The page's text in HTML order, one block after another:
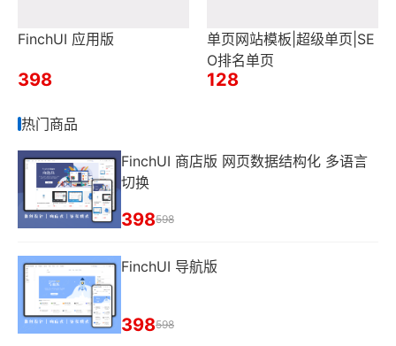
FinchUI 应用版
398
单页网站模板|超级单页|SE
O排名单页
128
热门商品
FinchUI 商店版 网页数据结构化 多语言
切换
398598
FinchUI 导航版
398598